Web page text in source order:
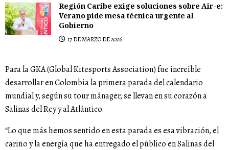
Región Caribe exige soluciones sobre Air-e:
Verano pide mesa técnica urgente al
Gobierno
17 DE MARZO DE 2026
Para la GKA (Global Kitesports Association) fue increíble
desarrollar en Colombia la primera parada del calendario
mundial y, según su tour mánager, se llevan en su corazón a
Salinas del Rey y al Atlántico.
“Lo que más hemos sentido en esta parada es esa vibración, el
cariño y la energía que ha entregado el público en Salinas del